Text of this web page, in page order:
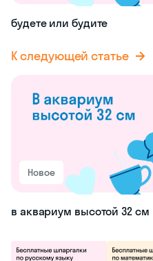
будете или будите
К следующей статье
Новое
в аквариум высотой 32 см